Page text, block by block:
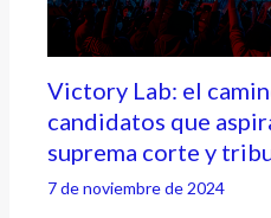
Victory Lab: el
candidatos que
suprema corte y
7 de noviembre de 2024